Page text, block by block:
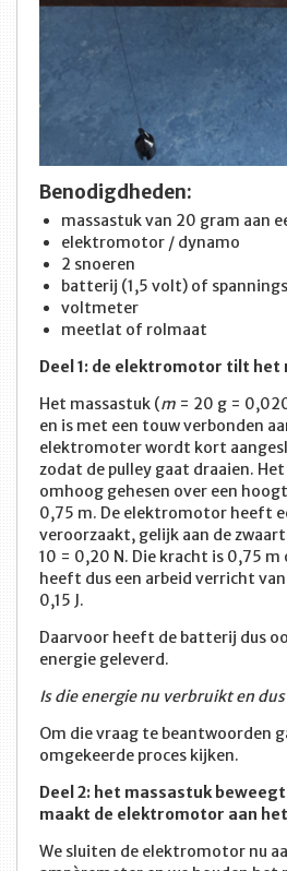
Benodigdheden:
massastuk van 20 gram aan
elektromotor / dynamo
2 snoeren
batterij (1,5 volt) of
voltmeter
meetlat of rolmaat
Deel 1: de elektromotor tilt het
Het massastuk (m = 20 g =
en is met een touw verbonden
elektromoter wordt kort
zodat de pulley gaat draaien.
omhoog gehesen over een
0,75 m. De elektromotor heeft
veroorzaakt, gelijk aan de
10 = 0,20 N. Die kracht is 0,75
heeft dus een arbeid verricht van
0,15 J.
Daarvoor heeft de batterij dus
energie geleverd.
Is die energie nu verbruikt en
Om die vraag te beantwoorden
omgekeerde proces kijken.
Deel 2: het massastuk
maakt de elektromotor aan
We sluiten de elektromotor nu